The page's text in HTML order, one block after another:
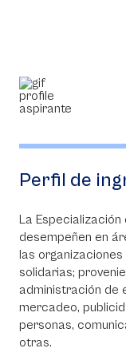
Perfil de
La
desempeñen en
las
solidarias;
administración de
mercadeo,
personas,
otras.